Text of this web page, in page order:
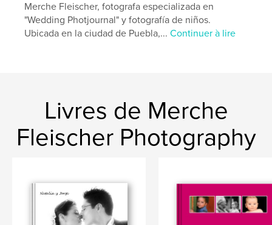
Merche Fleischer, fotografa especializada en
"Wedding Photjournal" y fotografía de niños.
Ubicada en la ciudad de Puebla,...Continuer à lire
Livres de Merche
Fleischer Photography